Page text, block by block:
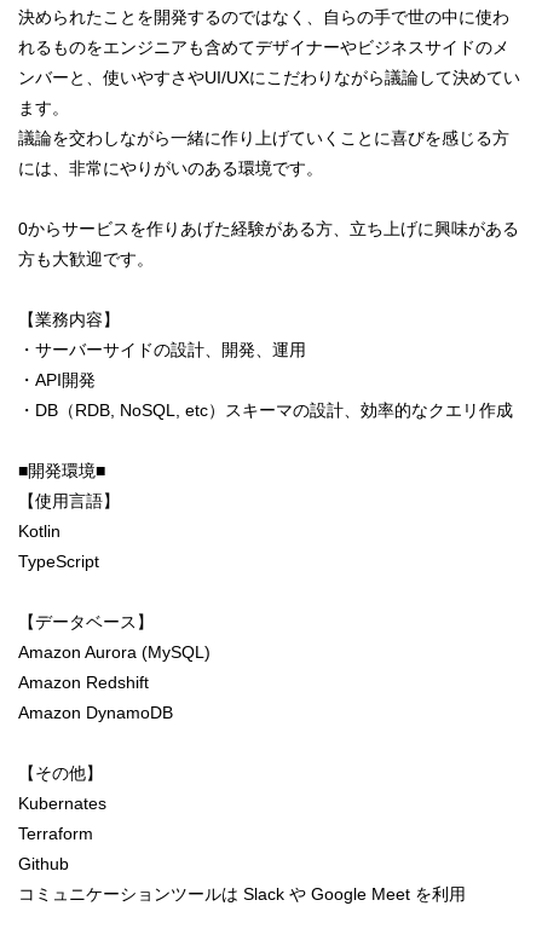
決められたことを開発するのではなく、自らの手で世の中に使わ
れるものをエンジニアも含めてデザイナーやビジネスサイドのメ
ンバーと、使いやすさやUI/UXにこだわりながら議論して決めてい
ます。
議論を交わしながら一緒に作り上げていくことに喜びを感じる方
には、非常にやりがいのある環境です。
0からサービスを作りあげた経験がある方、立ち上げに興味がある
方も大歓迎です。
【業務内容】
・サーバーサイドの設計、開発、運用
・API開発
・DB（RDB, NoSQL, etc）スキーマの設計、効率的なクエリ作成
■開発環境■
【使用言語】
Kotlin
TypeScript
【データベース】
Amazon Aurora (MySQL)
Amazon Redshift
Amazon DynamoDB
【その他】
Kubernates
Terraform
Github
コミュニケーションツールは Slack や Google Meet を利用